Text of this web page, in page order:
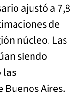
ajustó a 7,8
de
núcleo. Las
siendo
las
Aires.